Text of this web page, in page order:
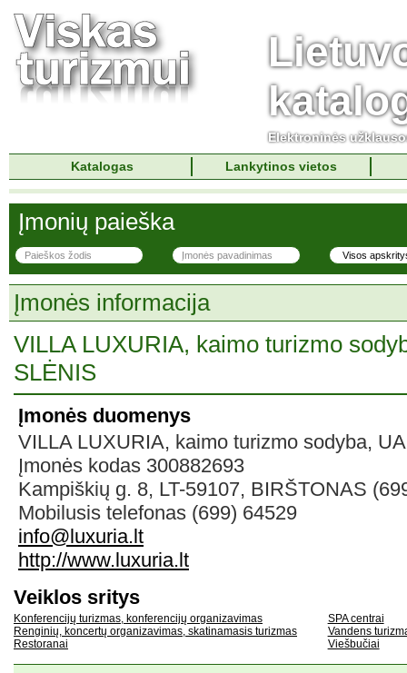
Elektroninės
Katalogas
Lankytinos vietos
Įmonių paieška
Įmonės informacija
VILLA LUXURIA, kaimo turizmo
SLĖNIS
Įmonės duomenys
VILLA LUXURIA, kaimo turizmo sodyba,
Įmonės kodas 300882693
Kampiškių g. 8, LT-59107, BIRŠTONAS
Mobilusis telefonas (699) 64529
info@luxuria.lt
http://www.luxuria.lt
Veiklos sritys
Konferencijų turizmas, konferencijų organizavimas
Renginių, koncertų organizavimas, skatinamasis turizmas
Restoranai
SPA centrai
Vandens
Viešbučiai